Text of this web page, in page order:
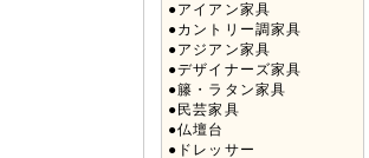
●アイアン家具
●カントリー調家具
●アジアン家具
●デザイナーズ家具
●籐・ラタン家具
●民芸家具
●仏壇台
●ドレッサー